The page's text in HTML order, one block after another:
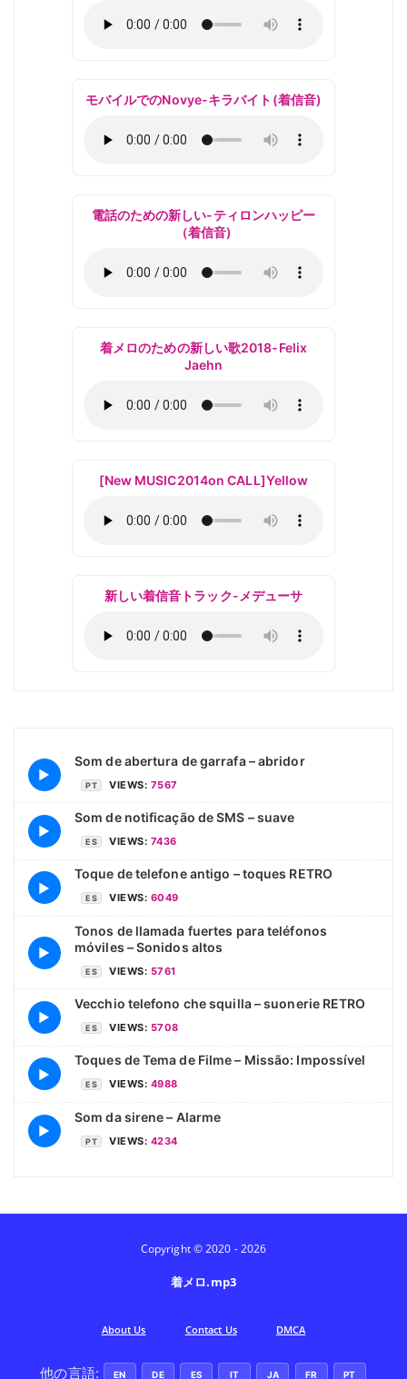
モバイルでのNovye-キラバイト(着信音)
電話のための新しい-ティロンハッピー
（着信音)
着メロのための新しい歌2018-Felix
Jaehn
[New MUSIC2014on CALL]Yellow
新しい着信音トラック-メデューサ
▶
Som de abertura de garrafa – abridor
PT VIEWS: 7567
▶
Som de notificação de SMS – suave
ES VIEWS: 7436
▶
Toque de telefone antigo – toques RETRO
ES VIEWS: 6049
▶
Tonos de llamada fuertes para teléfonos
móviles – Sonidos altos
ES VIEWS: 5761
▶
Vecchio telefono che squilla – suonerie RETRO
ES VIEWS: 5708
▶
Toques de Tema de Filme – Missão: Impossível
ES VIEWS: 4988
▶
Som da sirene – Alarme
PT VIEWS: 4234
Copyright © 2020 - 2026
着メロ.mp3
Аbout Us Contact Us DMCA
他の言語: EN DE ES IT JA FR PT